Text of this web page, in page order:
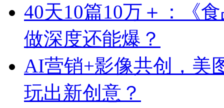
40天10篇10万＋：《
做深度还能爆？
AI营销+影像共创，美
玩出新创意？